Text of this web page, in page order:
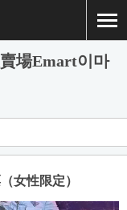
場Emart이마
女性限定）